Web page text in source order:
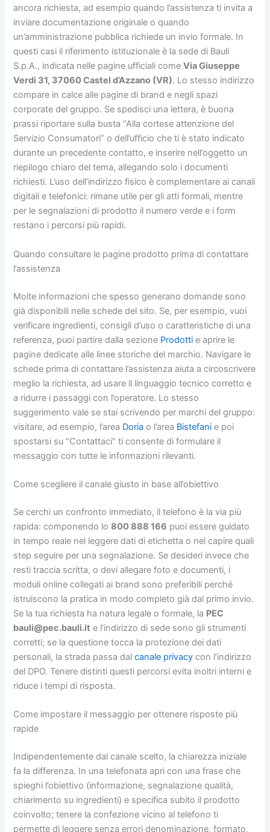
ancora richiesta, ad esempio quando l’assistenza ti invita a
inviare documentazione originale o quando
un’amministrazione pubblica richiede un invio formale. In
questi casi il riferimento istituzionale è la sede di Bauli
S.p.A., indicata nelle pagine ufficiali comeVia Giuseppe
Verdi 31, 37060 Castel d’Azzano (VR). Lo stesso indirizzo
compare in calce alle pagine di brand e negli spazi
corporate del gruppo. Se spedisci una lettera, è buona
prassi riportare sulla busta “Alla cortese attenzione del
Servizio Consumatori” o dell’ufficio che ti è stato indicato
durante un precedente contatto, e inserire nell’oggetto un
riepilogo chiaro del tema, allegando solo i documenti
richiesti. L’uso dell’indirizzo fisico è complementare ai canali
digitali e telefonici: rimane utile per gli atti formali, mentre
per le segnalazioni di prodotto il numero verde e i form
restano i percorsi più rapidi.
Quando consultare le pagine prodotto prima di contattare
l’assistenza
Molte informazioni che spesso generano domande sono
già disponibili nelle schede del sito. Se, per esempio, vuoi
verificare ingredienti, consigli d’uso o caratteristiche di una
referenza, puoi partire dalla sezione Prodotti e aprire le
pagine dedicate alle linee storiche del marchio. Navigare le
schede prima di contattare l’assistenza aiuta a circoscrivere
meglio la richiesta, ad usare il linguaggio tecnico corretto e
a ridurre i passaggi con l’operatore. Lo stesso
suggerimento vale se stai scrivendo per marchi del gruppo:
visitare, ad esempio, l’area Doria o l’area Bistefani e poi
spostarsi su “Contattaci” ti consente di formulare il
messaggio con tutte le informazioni rilevanti.
Come scegliere il canale giusto in base all’obiettivo
Se cerchi un confronto immediato, il telefono è la via più
rapida: componendo lo800 888 166 puoi essere guidato
in tempo reale nel leggere dati di etichetta o nel capire quali
step seguire per una segnalazione. Se desideri invece che
resti traccia scritta, o devi allegare foto e documenti, i
moduli online collegati ai brand sono preferibili perché
istruiscono la pratica in modo completo già dal primo invio.
Se la tua richiesta ha natura legale o formale, la PEC
bauli@pec.bauli.it e l’indirizzo di sede sono gli strumenti
corretti; se la questione tocca la protezione dei dati
personali, la strada passa dalcanale privacy con l’indirizzo
del DPO. Tenere distinti questi percorsi evita inoltri interni e
riduce i tempi di risposta.
Come impostare il messaggio per ottenere risposte più
rapide
Indipendentemente dal canale scelto, la chiarezza iniziale
fa la differenza. In una telefonata apri con una frase che
spieghi l’obiettivo (informazione, segnalazione qualità,
chiarimento su ingredienti) e specifica subito il prodotto
coinvolto; tenere la confezione vicino al telefono ti
permette di leggere senza errori denominazione, formato,